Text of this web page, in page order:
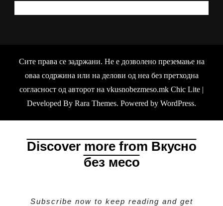
Сите права се задржани. Не е дозволено преземање на
оваа содржина или на делови од неа без претходна
согласност од авторот на vkusnobezmeso.mk Chic Lite |
Developed By Rara Themes. Powered by WordPress.
Discover more from Вкусно
без месо
Subscribe now to keep reading and get